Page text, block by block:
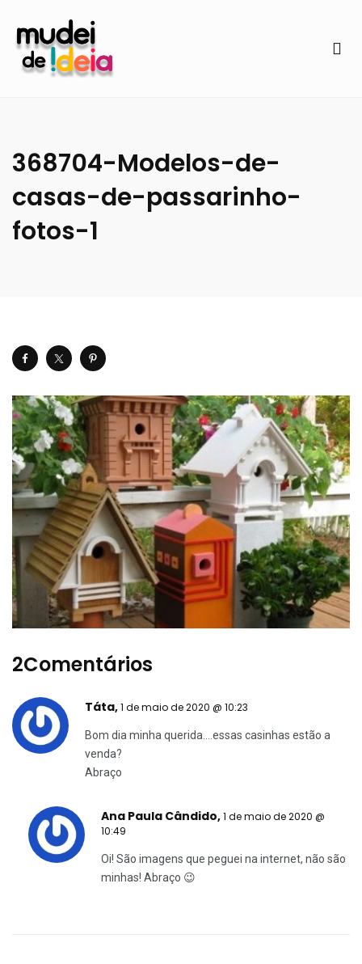
368704-Modelos-de-
casas-de-passarinho-
fotos-1
2Comentários
Táta,1 de maio de 2020 @ 10:23
Bom dia minha querida….essas casinhas estão a
venda?
Abraço
Ana Paula Cândido,1 de maio de 2020 @
10:49
Oi! São imagens que peguei na internet, não são
minhas! Abraço 😉